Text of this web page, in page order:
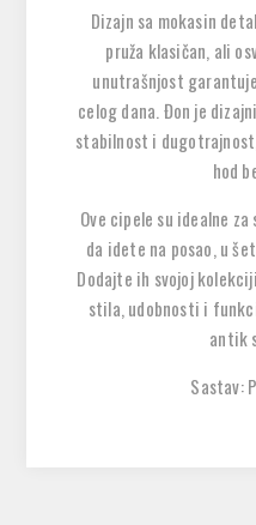
Dizajn sa mokasin
pruža klasičan, ali
unutrašnjost
celog dana. Đon je
stabilnost i
hod
Ove cipele su idealne
da idete na posao, u
Dodajte ih svojoj
stila, udobnosti i
antik
Sastav: